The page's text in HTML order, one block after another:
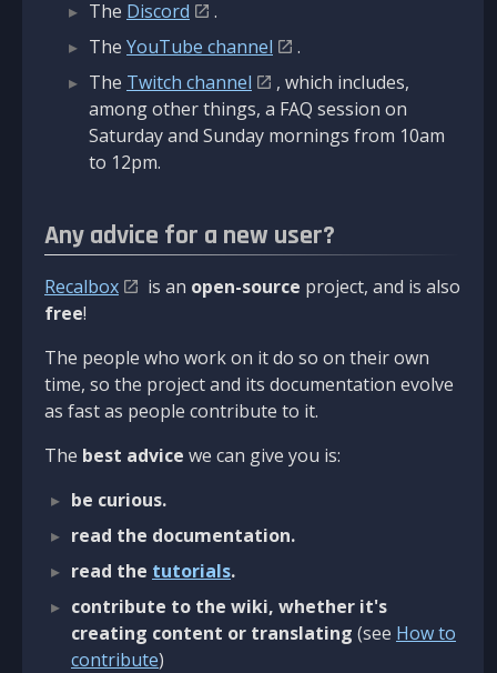
The Discord
.
The YouTube channel
.
The Twitch channel
, which includes,
among other things, a FAQ session on
Saturday and Sunday mornings from 10am
to 12pm.
Any advice for a new user?
Recalbox is an open-source project, and is also
free!
The people who work on it do so on their own
time, so the project and its documentation evolve
as fast as people contribute to it.
The best advice we can give you is:
be curious.
read the documentation.
read the tutorials.
contribute to the wiki, whether it's
creating content or translating (see How to
contribute)